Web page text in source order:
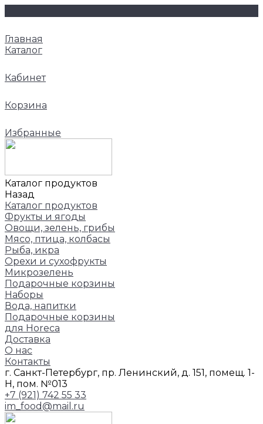
Главная
Каталог
Кабинет
Корзина
Избранные
Каталог продуктов
Назад
Каталог продуктов
Фрукты и ягоды
Овощи, зелень, грибы
Мясо, птица, колбасы
Рыба, икра
Орехи и сухофрукты
Микрозелень
Подарочные корзины
Наборы
Вода, напитки
Подарочные корзины
для Horeca
Доставка
О нас
Контакты
г. Санкт-Петербург, пр. Ленинский, д. 151, помещ. 1-
Н, пом. №013
+7 (921) 742 55 33
im_food@mail.ru